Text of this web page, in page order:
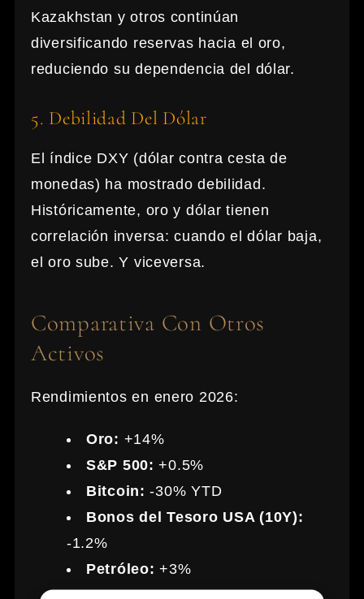
Kazakhstan y otros continúan
diversificando reservas hacia el oro,
reduciendo su dependencia del dólar.
5. Debilidad Del Dólar
El índice DXY (dólar contra cesta de
monedas) ha mostrado debilidad.
Históricamente, oro y dólar tienen
correlación inversa: cuando el dólar baja,
el oro sube. Y viceversa.
Comparativa Con Otros
Activos
Rendimientos en enero 2026:
Oro: +14%
S&P 500: +0.5%
Bitcoin: -30% YTD
Bonos del Tesoro USA (10Y):
-1.2%
Petróleo: +3%